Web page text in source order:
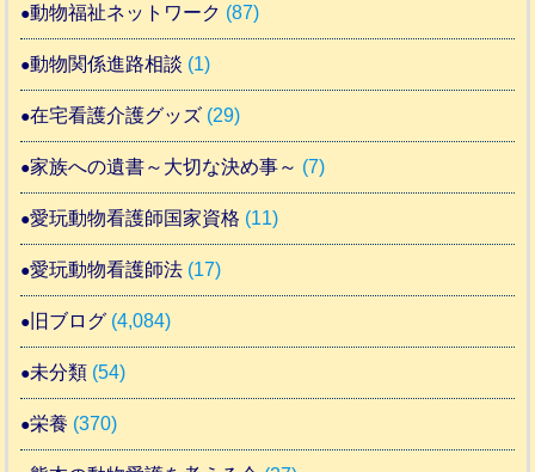
動物福祉ネットワーク (87)
動物関係進路相談 (1)
在宅看護介護グッズ (29)
家族への遺書～大切な決め事～ (7)
愛玩動物看護師国家資格 (11)
愛玩動物看護師法 (17)
旧ブログ (4,084)
未分類 (54)
栄養 (370)